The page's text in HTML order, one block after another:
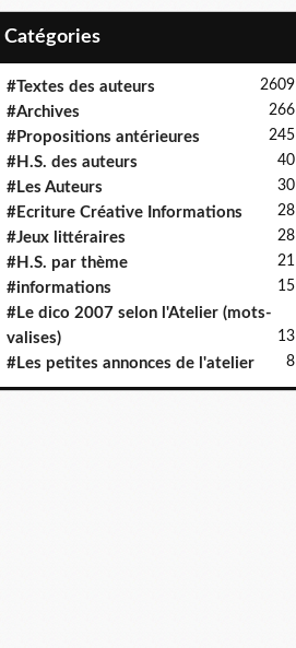
Catégories
#Textes des auteurs 2609
#Archives 266
#Propositions antérieures 245
#H.S. des auteurs 40
#Les Auteurs 30
#Ecriture Créative Informations 28
#Jeux littéraires 28
#H.S. par thème 21
#informations 15
#Le dico 2007 selon l'Atelier (mots-
valises)
13
#Les petites annonces de l'atelier 8